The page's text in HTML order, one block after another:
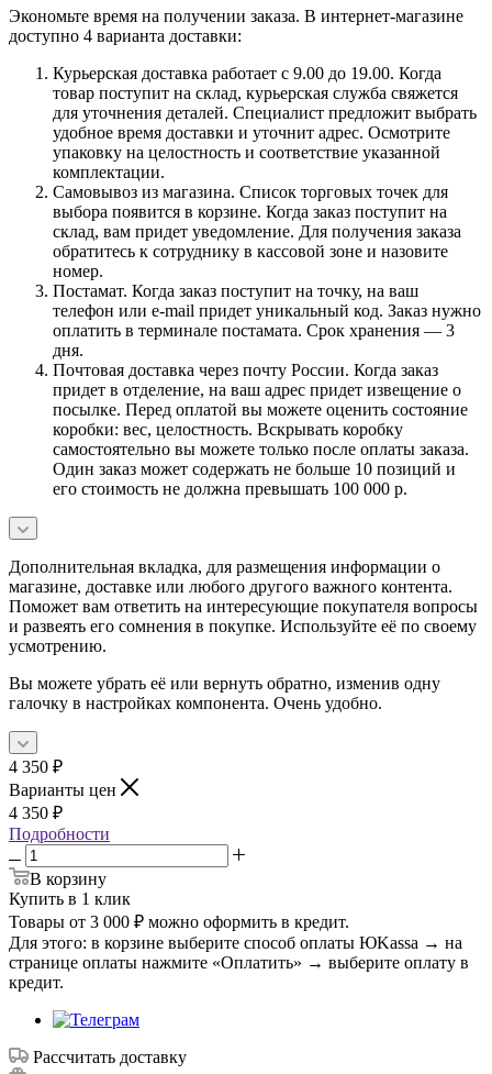
Экономьте время на получении заказа. В интернет-магазине
доступно 4 варианта доставки:
Курьерская доставка работает с 9.00 до 19.00. Когда
товар поступит на склад, курьерская служба свяжется
для уточнения деталей. Специалист предложит выбрать
удобное время доставки и уточнит адрес. Осмотрите
упаковку на целостность и соответствие указанной
комплектации.
Самовывоз из магазина. Список торговых точек для
выбора появится в корзине. Когда заказ поступит на
склад, вам придет уведомление. Для получения заказа
обратитесь к сотруднику в кассовой зоне и назовите
номер.
Постамат. Когда заказ поступит на точку, на ваш
телефон или e-mail придет уникальный код. Заказ нужно
оплатить в терминале постамата. Срок хранения — 3
дня.
Почтовая доставка через почту России. Когда заказ
придет в отделение, на ваш адрес придет извещение о
посылке. Перед оплатой вы можете оценить состояние
коробки: вес, целостность. Вскрывать коробку
самостоятельно вы можете только после оплаты заказа.
Один заказ может содержать не больше 10 позиций и
его стоимость не должна превышать 100 000 р.
Дополнительная вкладка, для размещения информации о
магазине, доставке или любого другого важного контента.
Поможет вам ответить на интересующие покупателя вопросы
и развеять его сомнения в покупке. Используйте её по своему
усмотрению.
Вы можете убрать её или вернуть обратно, изменив одну
галочку в настройках компонента. Очень удобно.
4 350 ₽
Варианты цен
4 350 ₽
Подробности
В корзину
Купить в 1 клик
Товары от 3 000 ₽ можно оформить в кредит.
Для этого: в корзине выберите способ оплаты ЮKassa → на
странице оплаты нажмите «Оплатить» → выберите оплату в
кредит.
Рассчитать доставку